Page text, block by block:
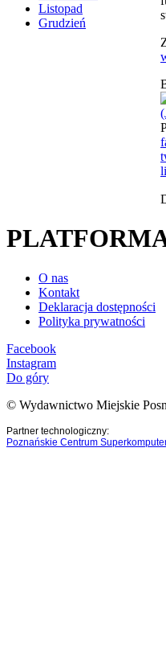
Listopad
Grudzień
O nas
Kontakt
Deklaracja dostępności
Polityka prywatności
Facebook
Instagram
Do góry
© Wydawnictwo Miejskie
Partner technologiczny:
Poznańskie Centrum